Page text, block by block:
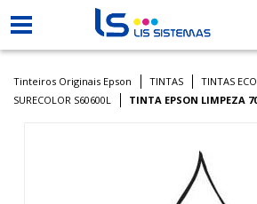
Tinteiros Originais Epson TINTAS
TINTAS
SURECOLOR S60600L
TINTA EPSON LIMPEZA